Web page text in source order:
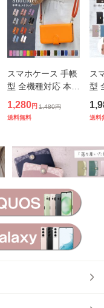
スマホケース 手帳
型 全機種対応 本革
スマホショルダー
arrowswe2 iPhone
17ProMax OPPO
ース iPhoneケース
iPhone Galax
1,280円 1,480円
送料無料
ス
型
ル
帳
ne
送料